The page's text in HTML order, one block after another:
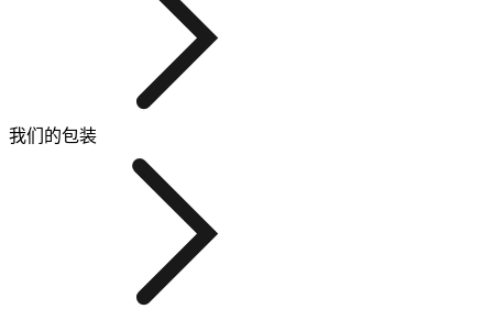
我们的包装